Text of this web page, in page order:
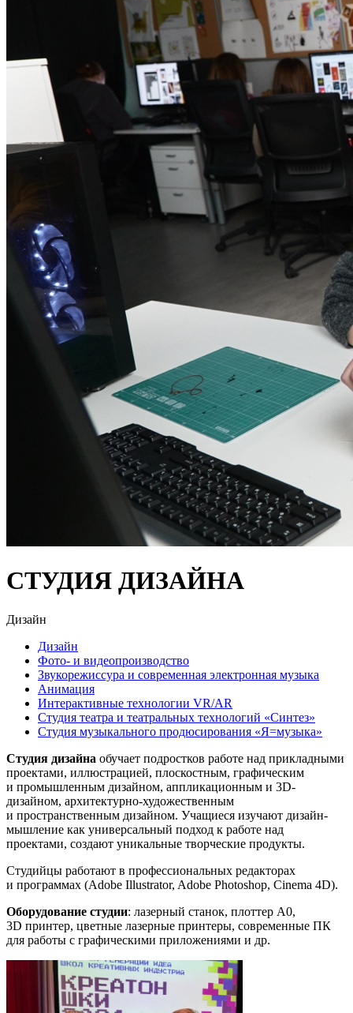
СТУДИЯ ДИЗАЙНА
Дизайн
Дизайн
Фото- и видеопроизводство
Звукорежиссура и современная электронная музыка
Анимация
Интерактивные технологии VR/AR
Студия театра и театральных технологий «Синтез»
Студия музыкального продюсирования «Я=музыка»
Студия дизайна обучает подростков работе над прикладными
проектами, иллюстрацией, плоскостным, графическим
и промышленным дизайном, аппликационным и 3D-
дизайном, архитектурно-художественным
и пространственным дизайном. Учащиеся изучают дизайн-
мышление как универсальный подход к работе над
проектами, создают уникальные творческие продукты.
Студийцы работают в профессиональных редакторах
и программах (Adobe Illustrator, Adobe Photoshop, Cinema 4D).
Оборудование студии: лазерный станок, плоттер А0,
3D принтер, цветные лазерные принтеры, современные ПК
для работы с графическими приложениями и др.